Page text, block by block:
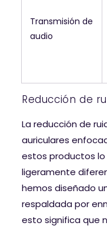
Transmisión de
audio
Reducción de
La reducción de
auriculares
estos productos
ligeramente
hemos diseñado
respaldada por
esto significa que